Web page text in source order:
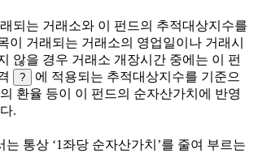
되는 거래소와 이 펀드의 추적대상지수를
이 거래되는 거래소의 영업일이나 거래시
않을 경우 거래소 개장시간 중에는 이 펀
?
에 적용되는 추적대상지수를 기준으
환율 등이 이 펀드의 순자산가치에 반영
.
는 통상 ‘1좌당 순자산가치’를 줄여 부르는